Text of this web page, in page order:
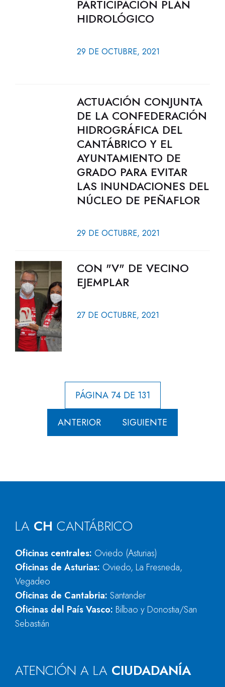
PARTICIPACIÓN PLAN
HIDROLÓGICO
29 DE OCTUBRE, 2021
ACTUACIÓN CONJUNTA
DE LA CONFEDERACIÓN
HIDROGRÁFICA DEL
CANTÁBRICO Y EL
AYUNTAMIENTO DE
GRADO PARA EVITAR
LAS INUNDACIONES DEL
NÚCLEO DE PEÑAFLOR
29 DE OCTUBRE, 2021
CON "V" DE VECINO
EJEMPLAR
27 DE OCTUBRE, 2021
PÁGINA 74 DE 131
ANTERIOR SIGUIENTE
LA CH CANTÁBRICO
Oficinas centrales: Oviedo (Asturias)
Oficinas de Asturias: Oviedo, La Fresneda,
Vegadeo
Oficinas de Cantabria: Santander
Oficinas del País Vasco: Bilbao y Donostia/San
Sebastián
ATENCIÓN A LA CIUDADANÍA